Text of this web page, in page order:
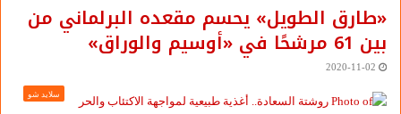
«طارق الطويل» يحسم مقعده البرلماني من
بين 61 مرشحًا في «أوسيم والوراق»
2020-11-02
سلايد شو